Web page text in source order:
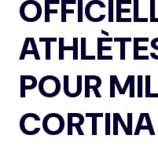
POUR
CORTINA